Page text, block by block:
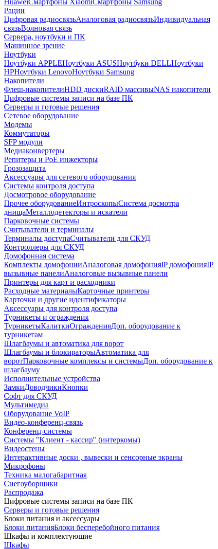
HuaweiСмартфоны XiaomiСмартфоны Samsung
Рации
Цифровая радиосвязьАналоговая радиосвязьИндивидуальная
связьВолновая связь
Сервера, ноутбуки и ПК
Машинное зрение
Ноутбуки
Ноутбуки APPLEНоутбуки ASUSНоутбуки DELLНоутбуки
HPНоутбуки LenovoНоутбуки Samsung
Накопители
Флеш-накопителиHDD дискиRAID массивыNAS накопители
Цифровые системы записи на базе ПК
Серверы и готовые решения
Сетевое оборудование
Модемы
Коммутаторы
SFP модули
Медиаконвертеры
Репитеры и PoE инжекторы
Грозозащита
Аксессуары для сетевого оборудования
Системы контроля доступа
Досмотровое оборудование
Прочее оборудованиеИнтроскопыСистема досмотра
днищаМеталлодетекторы и искатели
Парковочные системы
Считыватели и терминалы
Терминалы доступаСчитыватели для СКУД
Контроллеры для СКУД
Домофонная система
Комплекты домофонииАналоговая домофонияIP домофонияIP
вызывные панелиАналоговые вызывные панели
Принтеры для карт и расходники
Расходные материалыКарточные принтеры
Карточки и другие идентификаторы
Аксессуары для контроля доступа
Турникеты и ограждения
ТурникетыКалиткиОгражденияДоп. оборудование к
турникетам
Шлагбаумы и автоматика для ворот
Шлагбаумы и блокираторыАвтоматика для
воротПарковочные комплексы и системыДоп. оборудование к
шлагбауму
Исполнительные устройства
ЗамкиДоводчикиКнопки
Софт для СКУД
Мультимедиа
Оборудование VoIP
Видео-конференц-связь
Конференц-системы
Системы "Клиент - кассир" (интеркомы)
Видеостены
Интерактивные доски , вывески и сенсорные экраны
Микрофоны
Техника малогабаритная
Снегоуборщики
Распродажа
Цифровые системы записи на базе ПК
Серверы и готовые решения
Блоки питания и аксессуары
Блоки питанияБлоки бесперебойного питания
Шкафы и комплектующие
Шкафы